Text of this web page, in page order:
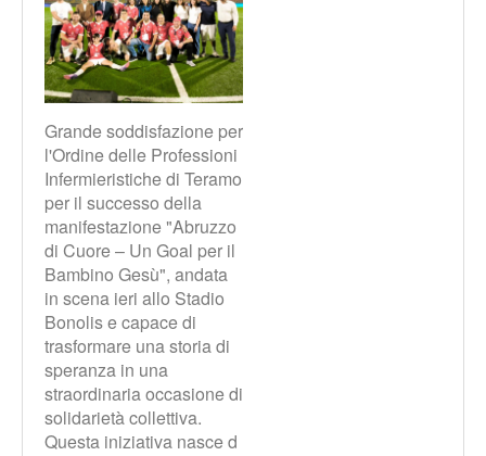
Grande soddisfazione per
l'Ordine delle Professioni
Infermieristiche di Teramo
per il successo della
manifestazione "Abruzzo
di Cuore – Un Goal per il
Bambino Gesù", andata
in scena ieri allo Stadio
Bonolis e capace di
trasformare una storia di
speranza in una
straordinaria occasione di
solidarietà collettiva.
Questa iniziativa nasce d